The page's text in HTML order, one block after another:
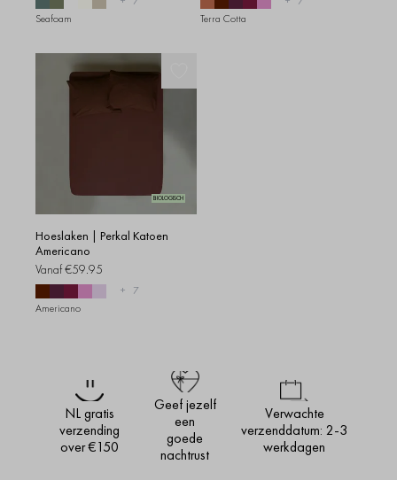
Seafoam
Terra Cotta
BIOLOGISCH
Hoeslaken | Perkal Katoen
Americano
Vanaf€59.95
+
7
Americano
NL gratis
verzending
over €150
Geef jezelf
een
goede
nachtrust
Verwachte
verzenddatum: 2-3
werkdagen